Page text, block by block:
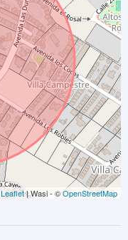
Leaflet| Wasi - ©OpenStreetMap